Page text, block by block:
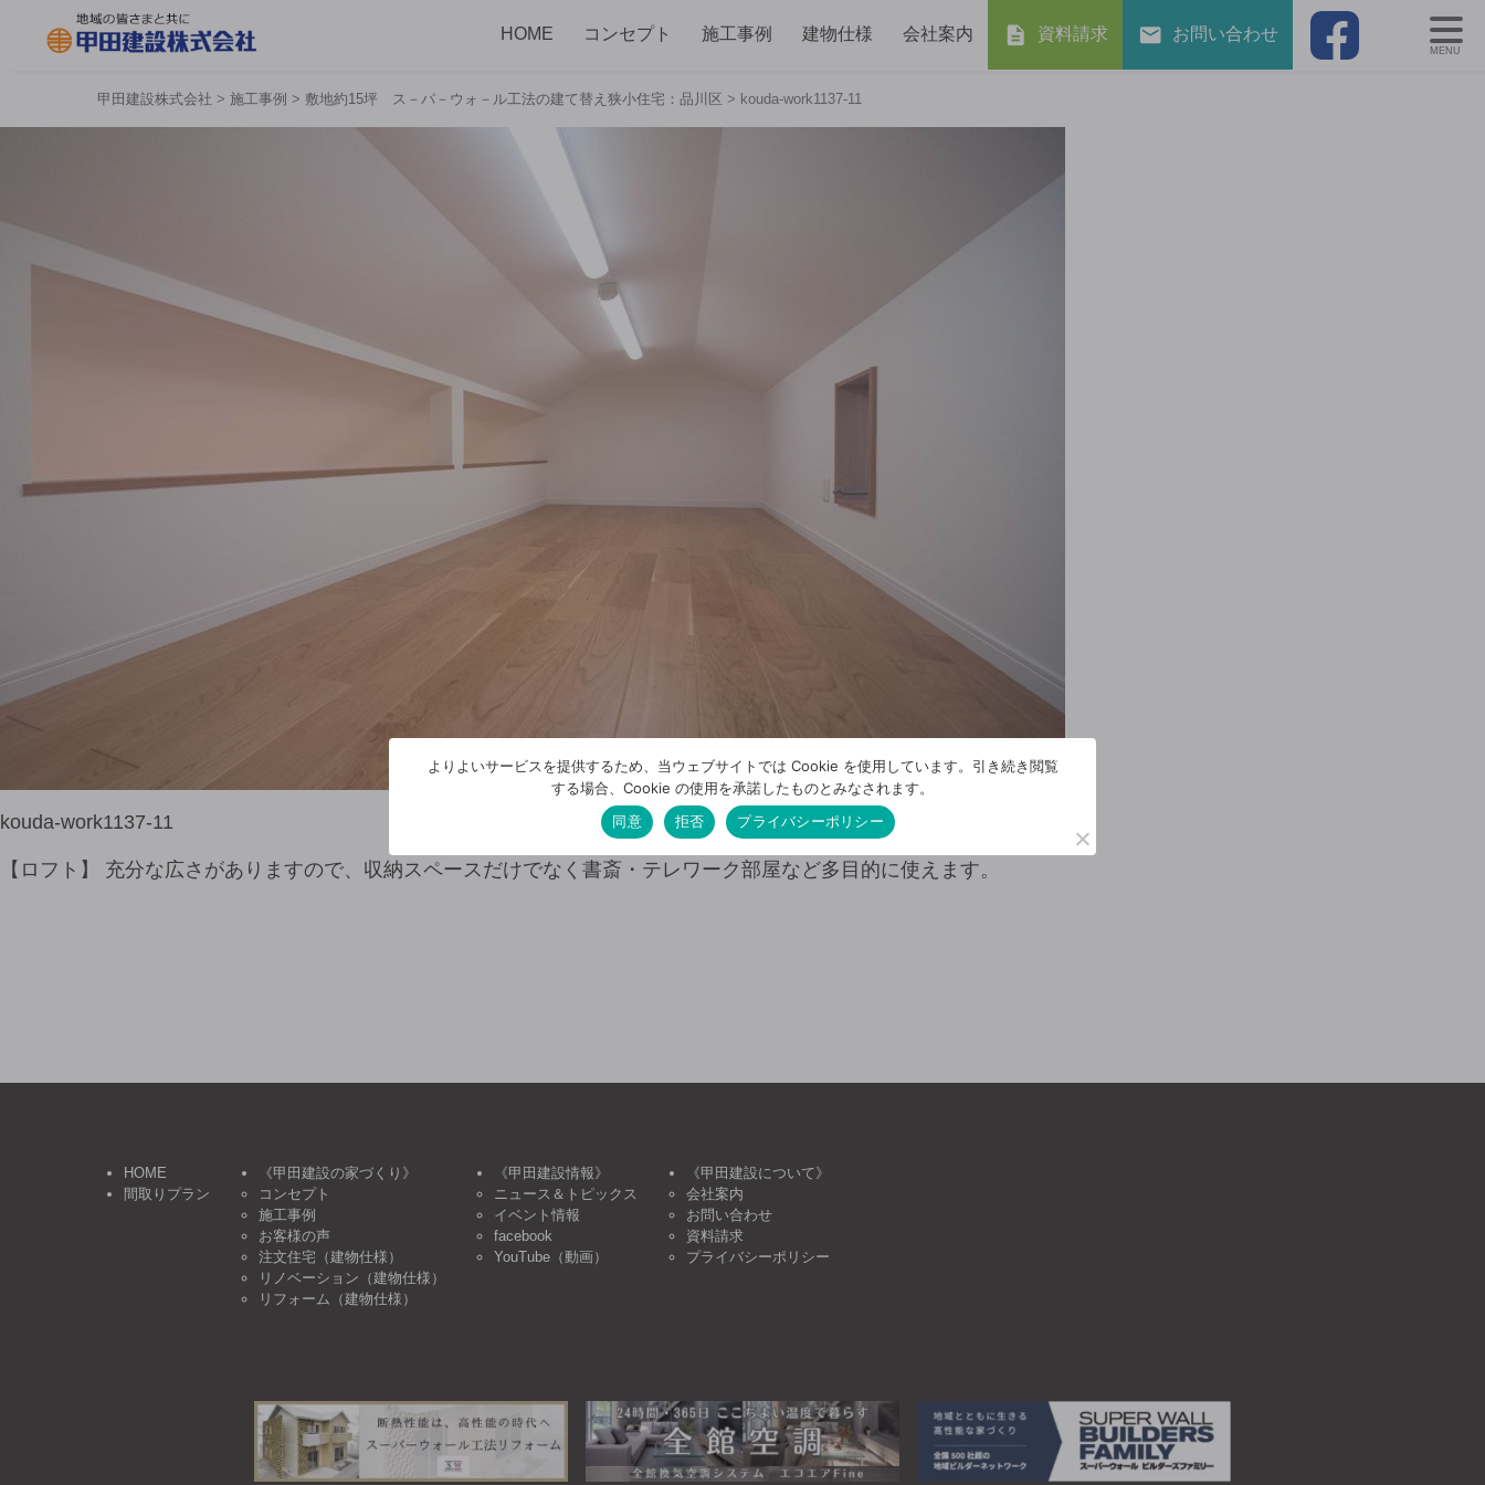
HOME コンセプト 施工事例 建物仕様 会社案内 資料請求 お問い合わせ
甲田建設株式会社 > 施工事例 > 敷地約15坪 ス－パ－ウォ－ル工法の建て替え狭小住宅：品川区 > kouda-work1137-11
kouda-work1137-11
【ロフト】 充分な広さがありますので、収納スペースだけでなく書斎・テレワーク部屋など多目的に使えます。
MENU
HOME
間取りプラン
《甲田建設の家づくり》
コンセプト
施工事例
お客様の声
注文住宅（建物仕様）
リノベーション（建物仕様）
リフォーム（建物仕様）
《甲田建設情報》
ニュース＆トピックス
イベント情報
facebook
YouTube（動画）
《甲田建設について》
会社案内
お問い合わせ
資料請求
プライバシーポリシー
よりよいサービスを提供するため、当ウェブサイトでは Cookie を使用しています。引き続き閲覧
する場合、Cookie の使用を承諾したものとみなされます。
同意
拒否 プライバシーポリシー